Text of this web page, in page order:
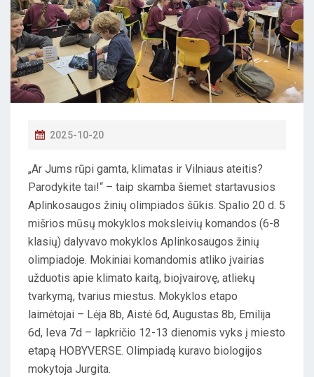
P
S
T
E
2025-10-20
„Ar Jums rūpi gamta, klimatas ir Vilniaus ateitis?
Parodykite tai!“ – taip skamba šiemet startavusios
Aplinkosaugos žinių olimpiados šūkis. Spalio 20 d. 5
mišrios mūsų mokyklos moksleivių komandos (6-8
klasių) dalyvavo mokyklos Aplinkosaugos žinių
olimpiadoje. Mokiniai komandomis atliko įvairias
užduotis apie klimato kaitą, bioįvairovę, atliekų
tvarkymą, tvarius miestus. Mokyklos etapo
laimėtojai – Lėja 8b, Aistė 6d, Augustas 8b, Emilija
6d, Ieva 7d – lapkričio 12-13 dienomis vyks į miesto
etapą HOBYVERSE. Olimpiadą kuravo biologijos
mokytoja Jurgita.